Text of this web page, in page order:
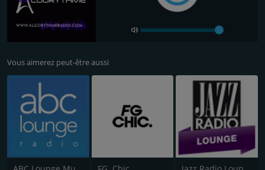
Vous aimerez peut-être aussi